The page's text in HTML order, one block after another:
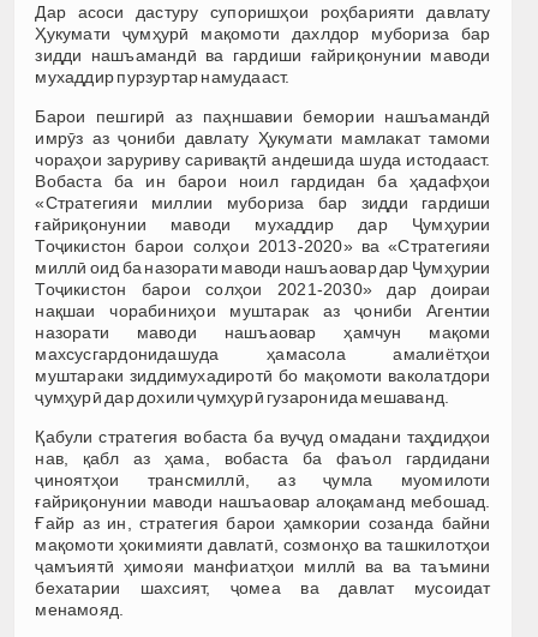
Дар асоси дастуру супоришҳои роҳбарияти давлату
Ҳукумати ҷумҳурӣ мақомоти дахлдор мубориза бар
зидди нашъамандӣ ва гардиши ғайриқонунии маводи
мухаддир пурзуртар намудааст.
Барои пешгирӣ аз паҳншавии бемории нашъамандӣ
имрӯз аз ҷониби давлату Ҳукумати мамлакат тамоми
чораҳои заруриву саривақтӣ андешида шуда истодааст.
Вобаста ба ин барои ноил гардидан ба ҳадафҳои
«Стратегияи миллии мубориза бар зидди гардиши
ғайриқонунии маводи мухаддир дар Ҷумҳурии
Тоҷикистон барои солҳои 2013-2020» ва «Стратегияи
миллӣ оид ба назорати маводи нашъаовар дар Ҷумҳурии
Тоҷикистон барои солҳои 2021-2030» дар доираи
нақшаи чорабиниҳои муштарак аз ҷониби Агентии
назорати маводи нашъаовар ҳамчун мақоми
махсусгардонидашуда ҳамасола амалиётҳои
муштараки зиддимухадиротӣ бо мақомоти ваколатдори
ҷумҳурӣ дар дохили ҷумҳурӣ гузаронида мешаванд.
Қабули стратегия вобаста ба вуҷуд омадани таҳдидҳои
нав, қабл аз ҳама, вобаста ба фаъол гардидани
ҷиноятҳои трансмиллӣ, аз ҷумла муомилоти
ғайриқонунии маводи нашъаовар алоқаманд мебошад.
Ғайр аз ин, стратегия барои ҳамкории созанда байни
мақомоти ҳокимияти давлатӣ, созмонҳо ва ташкилотҳои
ҷамъиятӣ ҳимояи манфиатҳои миллӣ ва ва таъмини
бехатарии шахсият, ҷомеа ва давлат мусоидат
менамояд.